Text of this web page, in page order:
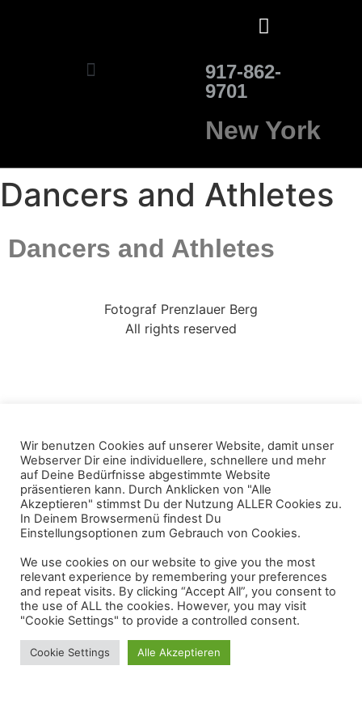
917-862-
9701
New York
Dancers and Athletes
Dancers and Athletes
Fotograf Prenzlauer Berg
All rights reserved
Wir benutzen Cookies auf unserer Website, damit unser
Webserver Dir eine individuellere, schnellere und mehr
auf Deine Bedürfnisse abgestimmte Website
präsentieren kann. Durch Anklicken von "Alle
Akzeptieren" stimmst Du der Nutzung ALLER Cookies zu.
In Deinem Browsermenü findest Du
Einstellungsoptionen zum Gebrauch von Cookies.
We use cookies on our website to give you the most
relevant experience by remembering your preferences
and repeat visits. By clicking “Accept All”, you consent to
the use of ALL the cookies. However, you may visit
"Cookie Settings" to provide a controlled consent.
Cookie Settings Alle Akzeptieren